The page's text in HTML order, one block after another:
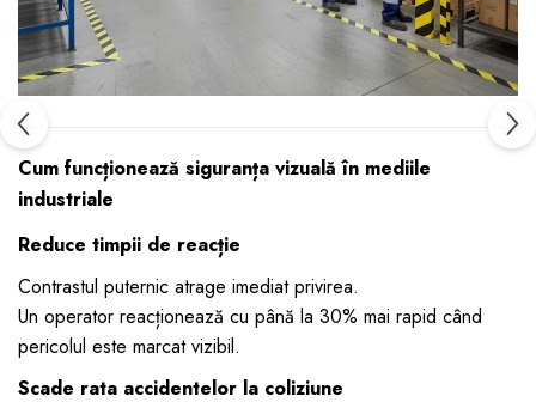
Cum funcționează siguranța vizuală în mediile
industriale
Reduce timpii de reacție
Contrastul puternic atrage imediat privirea.
Un operator reacționează cu până la 30% mai rapid când
pericolul este marcat vizibil.
Scade rata accidentelor la coliziune